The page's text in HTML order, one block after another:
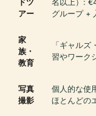
ドツ
アー
名以上）:
グループ +
家
族・
教育
「ギャル
習やワーク
写真
撮影
個人的な使
ほとんどの